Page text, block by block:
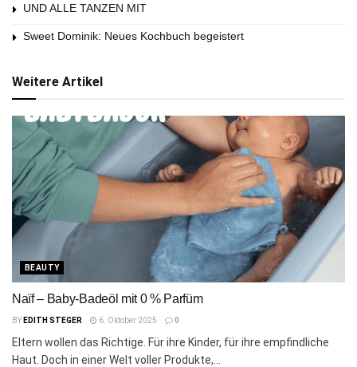
UND ALLE TANZEN MIT
Sweet Dominik: Neues Kochbuch begeistert
Weitere Artikel
BEAUTY
Naïf – Baby-Badeöl mit 0 % Parfüm
BY EDITH STEGER 6. Oktober 2025 0
Eltern wollen das Richtige. Für ihre Kinder, für ihre empfindliche
Haut. Doch in einer Welt voller Produkte,...